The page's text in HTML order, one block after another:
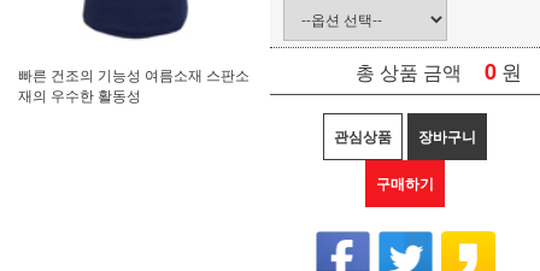
빠른 건조의 기능성 여름소재 스판소
재의 우수한 활동성
총 상품 금액 0 원
관심상품 장바구니
구매하기